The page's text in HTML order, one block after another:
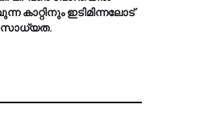
കാറ്റിനും ഇടിമിന്നലോട്
സാധ്യത.